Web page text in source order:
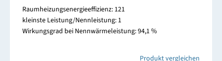
Raumheizungsenergieeffizienz: 121
kleinste Leistung/Nennleistung: 1
Wirkungsgrad bei Nennwärmeleistung: 94,1 %
Produkt vergleichen